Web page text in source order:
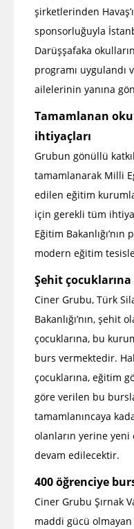
şirketlerinden
sponsorluğuyla
Darüşşafaka
programı uygulandı
ailelerinin yanına
Tamamlanan
ihtiyaçları
Grubun gönüllü
tamamlanarak Milli
edilen eğitim
için gerekli tüm
Eğitim
modern eğitim
Şehit
Ciner Grubu, Türk
Bakanlığı’nın,
çocuklarına, bu
burs vermektedir.
çocuklarına, eğitim
göre verilen bu
tamamlanıncaya
olanların yerine
devam edilecektir.
400 öğrenciye
Ciner Grubu Şırnak
maddi gücü olmayan